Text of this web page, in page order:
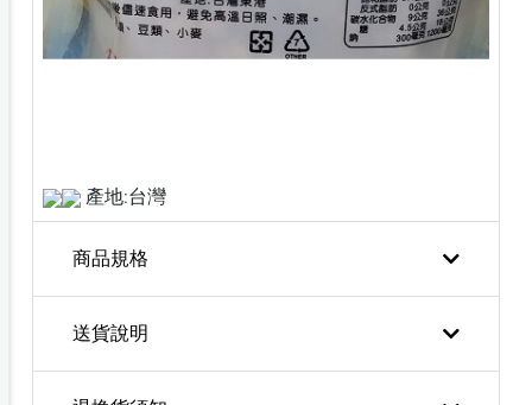
產地:台灣
商品規格
送貨說明